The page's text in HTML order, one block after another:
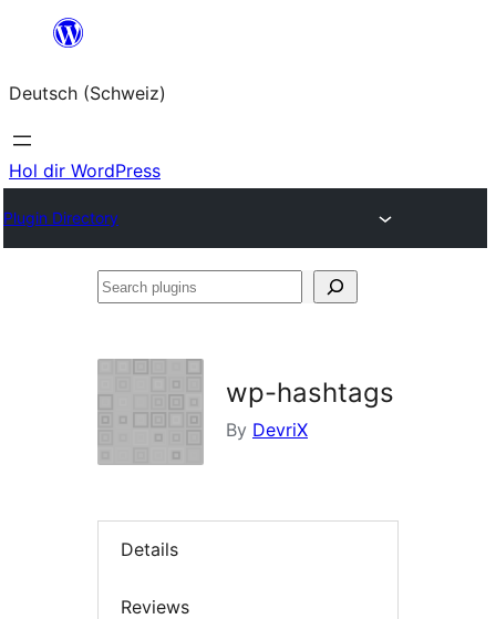
springen
Deutsch (Schweiz)
Hol dir WordPress
Plugin Directory
Search
wp-hashtags
By DevriX
Details
Reviews